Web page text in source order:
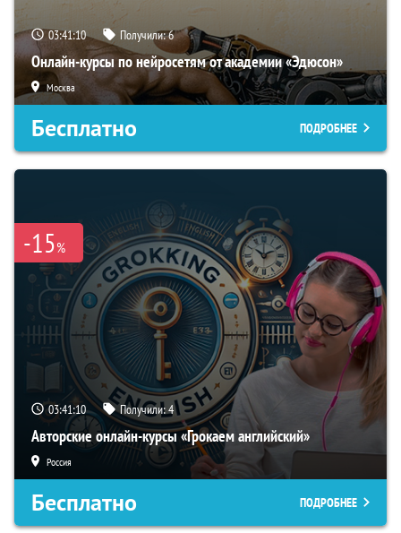
03:41:09 Получили:6
Онлайн-курсы по нейросетям от академии «Эдюсон»
Москва
Бесплатно ПОДРОБНЕЕ
-15%
03:41:09 Получили:4
Авторские онлайн-курсы «Грокаем английский»
Россия
Бесплатно ПОДРОБНЕЕ